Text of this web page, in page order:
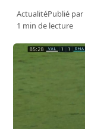
ActualitéPublié par
1 min de lecture